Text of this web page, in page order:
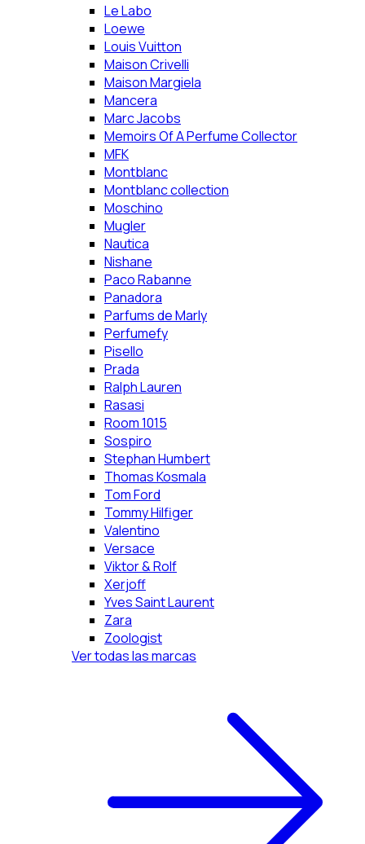
Le Labo
Loewe
Louis Vuitton
Maison Crivelli
Maison Margiela
Mancera
Marc Jacobs
Memoirs Of A Perfume Collector
MFK
Montblanc
Montblanc collection
Moschino
Mugler
Nautica
Nishane
Paco Rabanne
Panadora
Parfums de Marly
Perfumefy
Pisello
Prada
Ralph Lauren
Rasasi
Room 1015
Sospiro
Stephan Humbert
Thomas Kosmala
Tom Ford
Tommy Hilfiger
Valentino
Versace
Viktor & Rolf
Xerjoff
Yves Saint Laurent
Zara
Zoologist
Ver todas las marcas